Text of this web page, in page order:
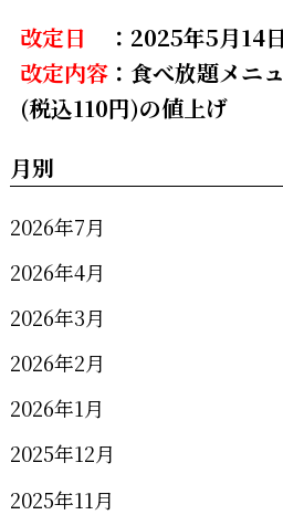
改定日 ：2025年5月14
改定内容：食べ放題メニ
(税込110円)の値上げ
月別
2026年7月
2026年4月
2026年3月
2026年2月
2026年1月
2025年12月
2025年11月